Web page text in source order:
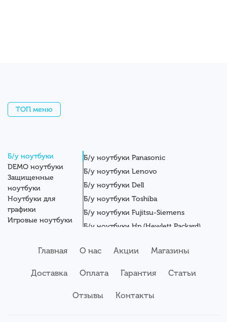
ТОП меню
Б/у ноутбуки
DEMO ноутбуки
Защищенные
ноутбуки
Ноутбуки для
графики
Игровые ноутбуки
Мониторы
Серверы
Б/у ноутбуки Panasonic
Б/у ноутбуки Lenovo
Б/у ноутбуки Dell
Б/у ноутбуки Toshiba
Б/у ноутбуки Fujitsu-Siemens
Б/у ноутбуки Hp (Hewlett Packard)
Б/у ноутбуки Asus
Б/у ноутбуки Samsung
Главная О нас Акции Магазины
Доставка Оплата Гарантия Статьи
Отзывы Контакты